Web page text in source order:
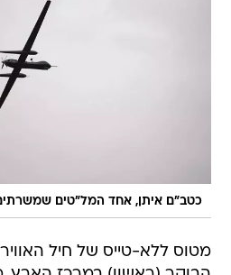
כטב"ם איתן, אחד המל"טים שמשרתים
מטוס ללא-טייס של חיל